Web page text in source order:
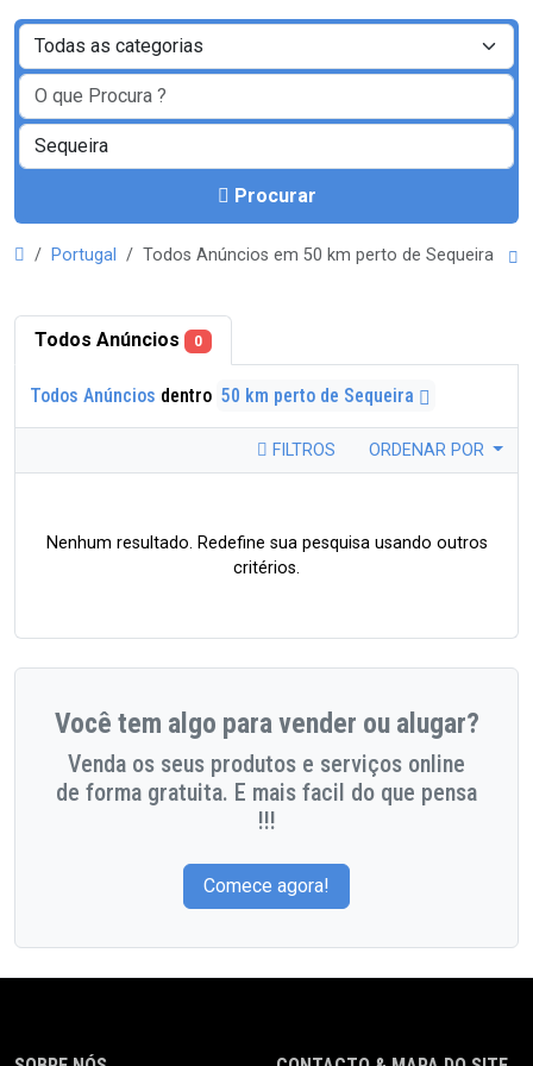
Procurar
Portugal Todos Anúncios em 50 km perto de Sequeira
Todos Anúncios 0
Todos Anúncios dentro 50 km perto de Sequeira
FILTROS ORDENAR POR
Nenhum resultado. Redefine sua pesquisa usando outros
critérios.
Você tem algo para vender ou alugar?
Venda os seus produtos e serviços online
de forma gratuita. E mais facil do que pensa
!!!
Comece agora!